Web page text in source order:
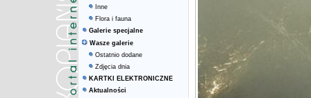
Inne
Flora i fauna
Galerie specjalne
Wasze galerie
Ostatnio dodane
Zdjęcia dnia
KARTKI ELEKTRONICZNE
Aktualności